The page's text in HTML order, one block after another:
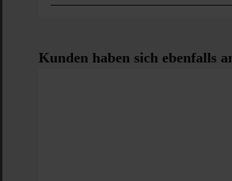
Produktgalerie überspringen
Kunden haben sich ebenfalls